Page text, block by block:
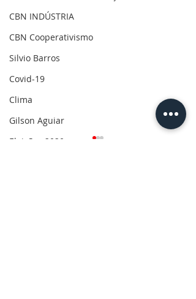
CBN INDÚSTRIA
CBN Cooperativismo
Silvio Barros
Covid-19
Clima
Gilson Aguiar
Eleições 2020